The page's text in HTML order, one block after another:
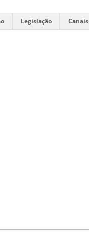
Legislação Canais